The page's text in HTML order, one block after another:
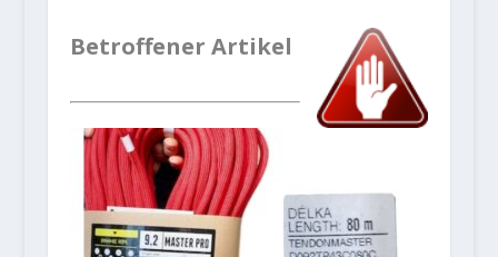
Betroffener Artikel